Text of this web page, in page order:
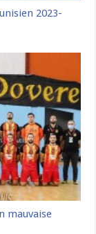
2023-
mauvaise